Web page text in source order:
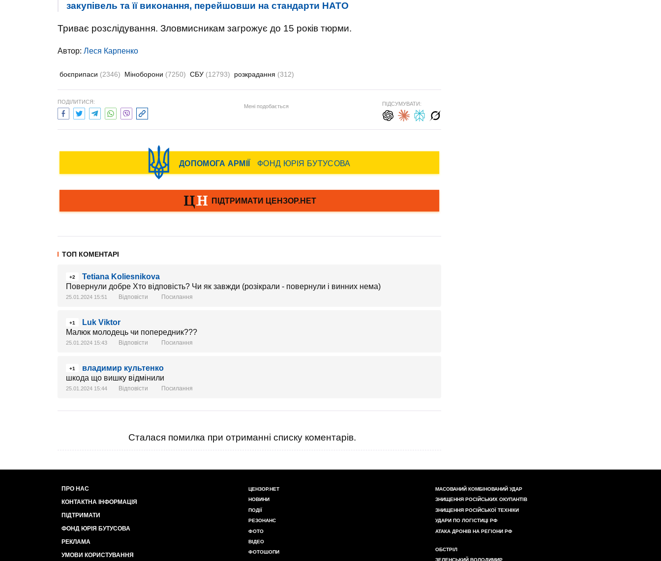
закупівель та її виконання, перейшовши на стандарти НАТО
Триває розслідування. Зловмисникам загрожує до 15 років тюрми.
Автор: Леся Карпенко
боєприпаси (2346) Міноборони (7250) СБУ (12793) розкрадання (312)
ПОДІЛИТИСЯ:
Мені подобається ПІДСУМУВАТИ:
ТОП КОМЕНТАРІ
+2
Tetiana Koliesnikova
Повернули добре Хто відповість? Чи як завжди (розікрали - повернули і винних нема)
25.01.2024 15:51 Відповісти Посилання
+1
Luk Viktor
Малюк молодець чи попередник???
25.01.2024 15:43 Відповісти Посилання
+1
владимир культенко
шкода що вишку відмінили
25.01.2024 15:44 Відповісти Посилання
Сталася помилка при отриманні списку коментарів.
ПРО НАС
КОНТАКТНА ІНФОРМАЦІЯ
ПІДТРИМАТИ
ФОНД ЮРІЯ БУТУСОВА
РЕКЛАМА
УМОВИ КОРИСТУВАННЯ
ЦЕНЗОР.НЕТ
НОВИНИ
ПОДІЇ
РЕЗОНАНС
ФОТО
ВІДЕО
ФОТОШОПИ
МАСОВАНИЙ КОМБІНОВАНИЙ УДАР
ЗНИЩЕННЯ РОСІЙСЬКИХ ОКУПАНТІВ
ЗНИЩЕННЯ РОСІЙСЬКОЇ ТЕХНІКИ
УДАРИ ПО ЛОГІСТИЦІ РФ
АТАКА ДРОНІВ НА РЕГІОНИ РФ
ОБСТРІЛ